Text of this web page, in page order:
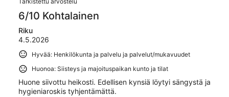
6/10 Kohtalainen
Riku
4.5.2026
Hyvää: Henkilökunta ja palvelu ja palvelut/mukavuudet
Huonoa: Siisteys ja majoituspaikan kunto ja tilat
Huone siivottu heikosti. Edellisen kynsiä löytyi sängystä ja
hygieniaroskis tyhjentämättä.